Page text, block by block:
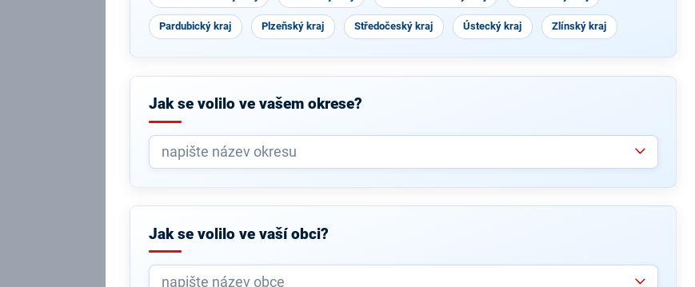
Pardubický kraj Plzeňský kraj Středočeský kraj Ústecký kraj Zlínský kraj
Jak se volilo ve vašem okrese?
Jak se volilo ve vaší obci?